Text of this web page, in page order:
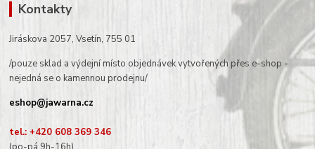
Kontakty
Jiráskova 2057, Vsetín, 755 01
/pouze sklad a výdejní místo objednávek vytvořených přes e-shop -
nejedná se o kamennou prodejnu/
eshop@jawarna.cz
tel.: +420 608 369 346